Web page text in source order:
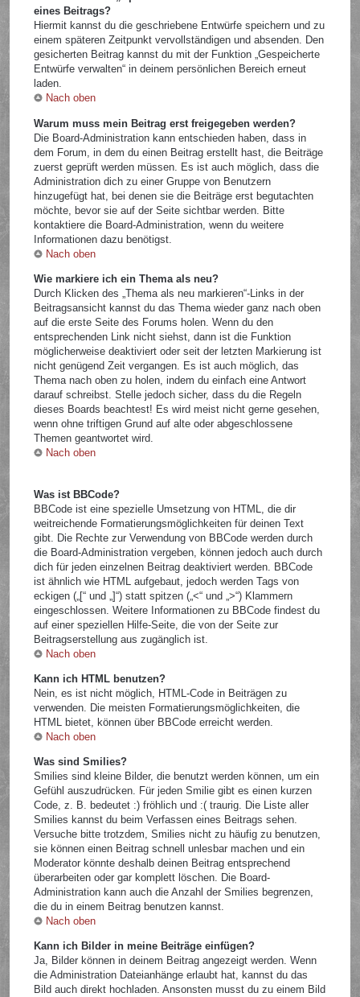
eines Beitrags?
Hiermit kannst du die geschriebene Entwürfe speichern und zu
einem späteren Zeitpunkt vervollständigen und absenden. Den
gesicherten Beitrag kannst du mit der Funktion „Gespeicherte
Entwürfe verwalten“ in deinem persönlichen Bereich erneut
laden.
Nach oben
Warum muss mein Beitrag erst freigegeben werden?
Die Board-Administration kann entschieden haben, dass in
dem Forum, in dem du einen Beitrag erstellt hast, die Beiträge
zuerst geprüft werden müssen. Es ist auch möglich, dass die
Administration dich zu einer Gruppe von Benutzern
hinzugefügt hat, bei denen sie die Beiträge erst begutachten
möchte, bevor sie auf der Seite sichtbar werden. Bitte
kontaktiere die Board-Administration, wenn du weitere
Informationen dazu benötigst.
Nach oben
Wie markiere ich ein Thema als neu?
Durch Klicken des „Thema als neu markieren“-Links in der
Beitragsansicht kannst du das Thema wieder ganz nach oben
auf die erste Seite des Forums holen. Wenn du den
entsprechenden Link nicht siehst, dann ist die Funktion
möglicherweise deaktiviert oder seit der letzten Markierung ist
nicht genügend Zeit vergangen. Es ist auch möglich, das
Thema nach oben zu holen, indem du einfach eine Antwort
darauf schreibst. Stelle jedoch sicher, dass du die Regeln
dieses Boards beachtest! Es wird meist nicht gerne gesehen,
wenn ohne triftigen Grund auf alte oder abgeschlossene
Themen geantwortet wird.
Nach oben
Was ist BBCode?
BBCode ist eine spezielle Umsetzung von HTML, die dir
weitreichende Formatierungsmöglichkeiten für deinen Text
gibt. Die Rechte zur Verwendung von BBCode werden durch
die Board-Administration vergeben, können jedoch auch durch
dich für jeden einzelnen Beitrag deaktiviert werden. BBCode
ist ähnlich wie HTML aufgebaut, jedoch werden Tags von
eckigen („[“ und „]“) statt spitzen („<“ und „>“) Klammern
eingeschlossen. Weitere Informationen zu BBCode findest du
auf einer speziellen Hilfe-Seite, die von der Seite zur
Beitragserstellung aus zugänglich ist.
Nach oben
Kann ich HTML benutzen?
Nein, es ist nicht möglich, HTML-Code in Beiträgen zu
verwenden. Die meisten Formatierungsmöglichkeiten, die
HTML bietet, können über BBCode erreicht werden.
Nach oben
Was sind Smilies?
Smilies sind kleine Bilder, die benutzt werden können, um ein
Gefühl auszudrücken. Für jeden Smilie gibt es einen kurzen
Code, z. B. bedeutet :) fröhlich und :( traurig. Die Liste aller
Smilies kannst du beim Verfassen eines Beitrags sehen.
Versuche bitte trotzdem, Smilies nicht zu häufig zu benutzen,
sie können einen Beitrag schnell unlesbar machen und ein
Moderator könnte deshalb deinen Beitrag entsprechend
überarbeiten oder gar komplett löschen. Die Board-
Administration kann auch die Anzahl der Smilies begrenzen,
die du in einem Beitrag benutzen kannst.
Nach oben
Kann ich Bilder in meine Beiträge einfügen?
Ja, Bilder können in deinem Beitrag angezeigt werden. Wenn
die Administration Dateianhänge erlaubt hat, kannst du das
Bild auch direkt hochladen. Ansonsten musst du zu einem Bild